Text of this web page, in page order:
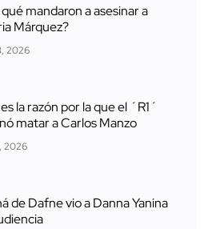
mandaron a asesinar a
Márquez?
2026
la razón por la que el ´R1´
matar a Carlos Manzo
2026
de Dafne vio a Danna Yanina